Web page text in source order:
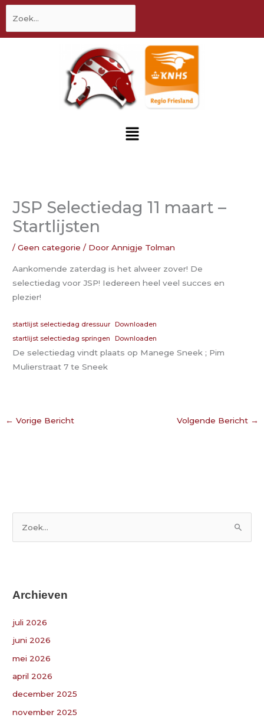
Menu
JSP Selectiedag 11 maart –
Startlijsten
/Geen categorie / DoorAnnigje Tolman
Aankomende zaterdag is het alweer zover! De
selectiedag voor JSP! Iedereen heel veel succes en
plezier!
startlijst selectiedag dressuur Downloaden
startlijst selectiedag springen
Downloaden
De selectiedag vindt plaats op Manege Sneek ; Pim
Mulierstraat 7 te Sneek
← Vorige Bericht Volgende Bericht →
n
a
r
:
Archieven
juli 2026
juni 2026
mei 2026
april 2026
december 2025
november 2025